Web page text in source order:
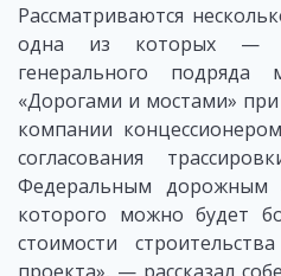
Рассматриваются
одна из которых —
генерального
«Дорогами и мостами»
компании
согласования
Федеральным дорожным
которого можно будет
стоимости